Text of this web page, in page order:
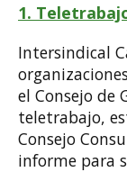
1.
Intersindical
el Consejo de
teletrabajo,
Consejo
informe para